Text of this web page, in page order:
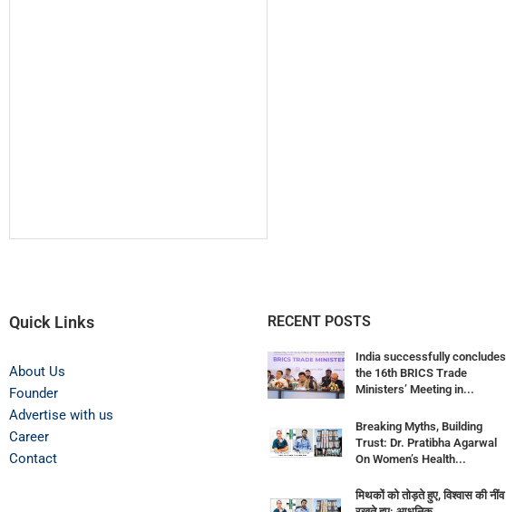
Quick Links
About Us
Founder
Advertise with us
Career
Contact
RECENT POSTS
India successfully concludes
the 16th BRICS Trade
Ministers’ Meeting in...
Breaking Myths, Building
Trust: Dr. Pratibha Agarwal
On Women’s Health...
मिथकों को तोड़ते हुए, विश्वास की नींव